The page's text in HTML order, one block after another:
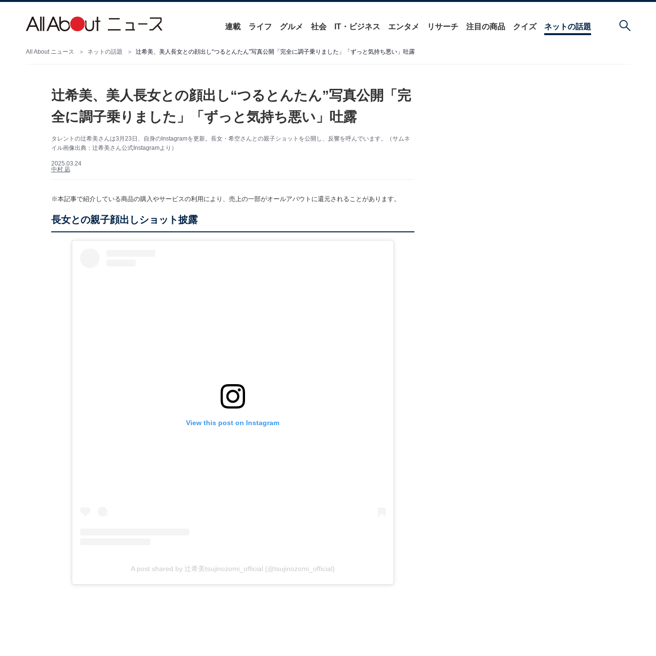
連載 ライフ グルメ 社会 IT・ビジネス エンタメ リサーチ 注目の商品 クイズ ネットの話題
All About ニュース ネットの話題 辻希美、美人長女との顔出し“つるとんたん”写真公開「完全に調子乗りました」「ずっと気持ち悪い」吐露
辻希美、美人長女との顔出し“つるとんたん”写真公開「完
全に調子乗りました」「ずっと気持ち悪い」吐露
タレントの辻希美さんは3月23日、自身のInstagramを更新。長女・希空さんとの親子ショットを公開し、反響を呼んでいます。（サムネ
イル画像出典：辻希美さん公式Instagramより）
2025.03.24
中村 凪
※本記事で紹介している商品の購入やサービスの利用により、売上の一部がオールアバウトに還元されることがあります。
長女との親子顔出しショット披露
View this post on Instagram
A post shared by 辻希美tsujinozomi_official (@tsujinozomi_official)